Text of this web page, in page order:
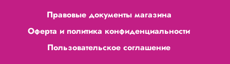
Правовые документы магазина
Оферта и политика конфиденциальности
Пользовательское соглашение